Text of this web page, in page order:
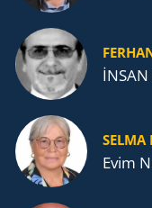
SELMA
Evim